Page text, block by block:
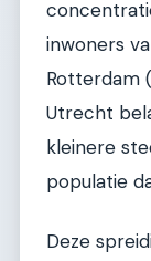
inwoners
Rotterdam
Utrecht
kleinere
populatie
Deze